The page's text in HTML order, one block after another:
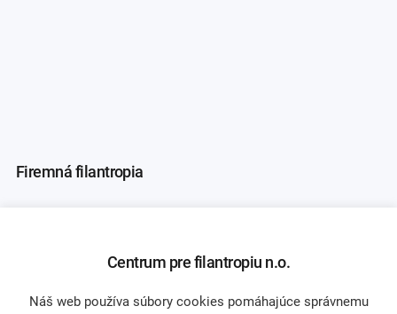
Firemná filantropia
Asociácia firemných nadáciíCentrum pre filantropiu n.o.
Náš web používa súbory cookies pomáhajúce správnemu